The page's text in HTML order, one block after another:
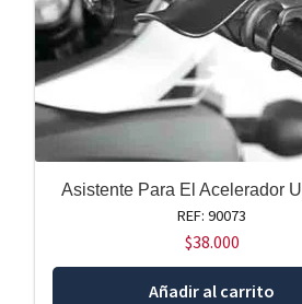
Asistente Para El Acelerador
REF: 90073
$38.000
Añadir al carrito